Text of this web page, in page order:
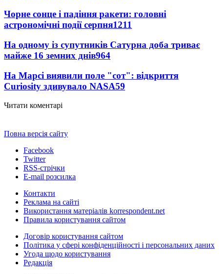
Чорне сонце і падіння ракети: головні
астрономічні події серпня1211
На одному із супутників Сатурна доба триває
майже 16 земних днів964
На Марсі виявили поле "сот": відкриття
Curiosity здивувало NASA59
Читати коментарі
Повна версія сайту
Facebook
Twitter
RSS-стрічки
E-mail розсилка
Контакти
Реклама на сайті
Використання матеріалів korrespondent.net
Правила користування сайтом
Договір користування сайтом
Політика у сфері конфіденційності і персональних даних
Угода щодо користування
Редакція